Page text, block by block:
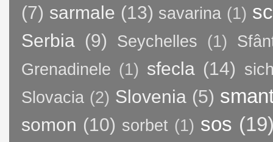
(7) sarmale (13) savarina (1)
Serbia (9) Seychelles (1)
Grenadinele (1) sfecla (14)
Slovacia (2) Slovenia (5)
somon (10) sorbet (1) sos